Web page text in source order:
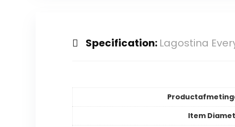
Specification: Lagostina
Item